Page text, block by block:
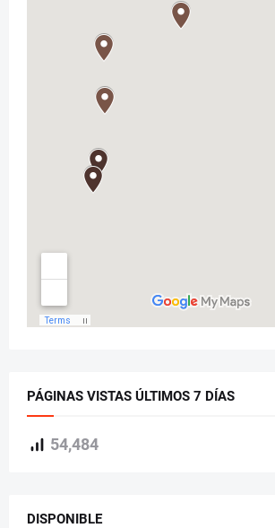
PÁGINAS VISTAS ÚLTIMOS 7 DÍAS
54,484
DISPONIBLE